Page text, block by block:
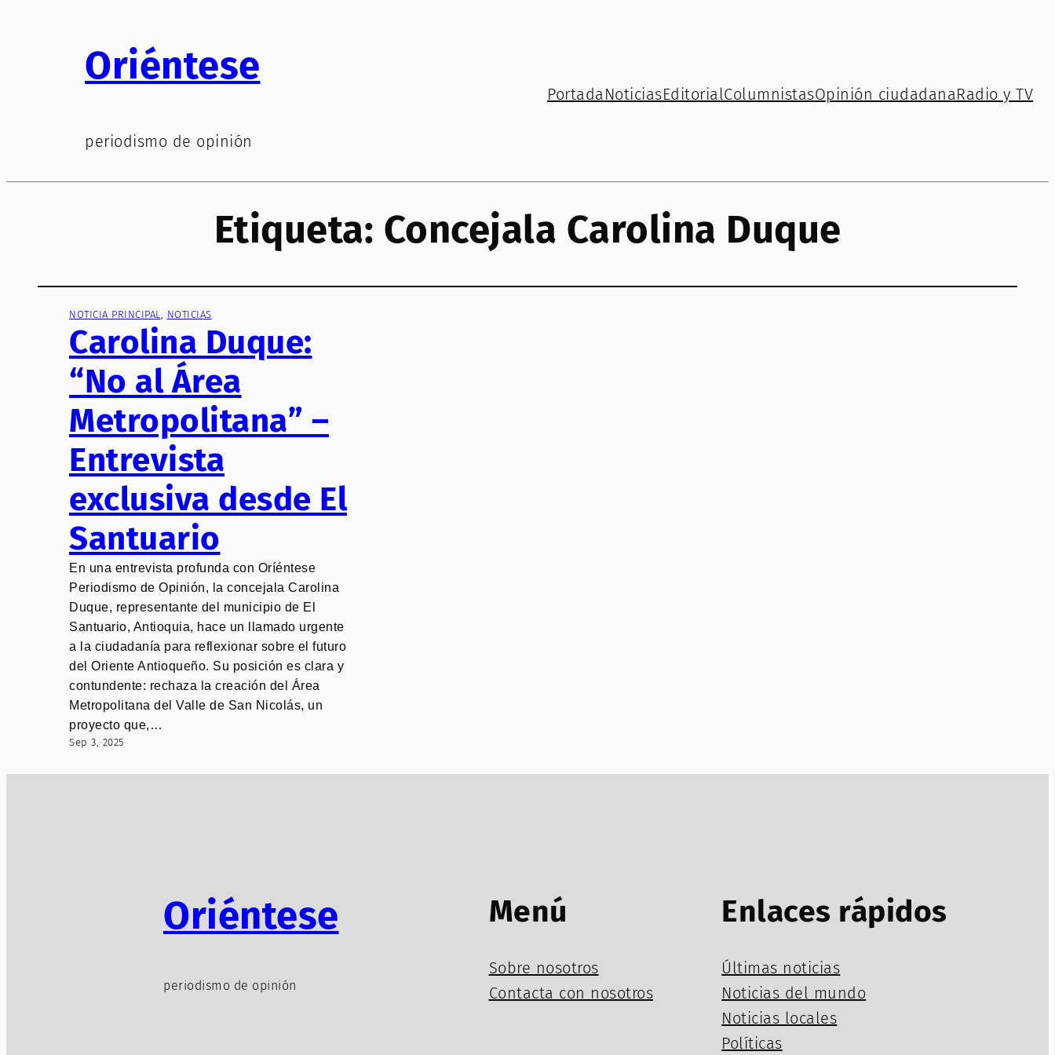
Oriéntese
periodismo de opinión
Portada NoticiasEditorialColumnistasOpinión ciudadanaRadio y TV
Etiqueta: Concejala Carolina Duque
NOTICIA PRINCIPAL NOTICIAS
Carolina Duque:
“No al Área
Metropolitana” –
Entrevista
exclusiva desde El
Santuario
En una entrevista profunda con Oríéntese
Periodismo de Opinión, la concejala Carolina
Duque, representante del municipio de El
Santuario, Antioquia, hace un llamado urgente
a la ciudadanía para reflexionar sobre el futuro
del Oriente Antioqueño. Su posición es clara y
contundente: rechaza la creación del Área
Metropolitana del Valle de San Nicolás, un
proyecto que,…
Sep 3, 2025
Oriéntese
periodismo de opinión
Menú
Sobre nosotros
Contacta con nosotros
Enlaces rápidos
Últimas noticias
Noticias del mundo
Noticias locales
Políticas